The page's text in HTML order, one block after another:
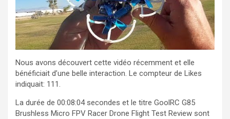
Nous avons découvert cette vidéo récemment et elle
bénéficiait d’une belle interaction. Le compteur de Likes
indiquait: 111.
La durée de 00:08:04 secondes et le titre GoolRC G85
Brushless Micro FPV Racer Drone Flight Test Review sont